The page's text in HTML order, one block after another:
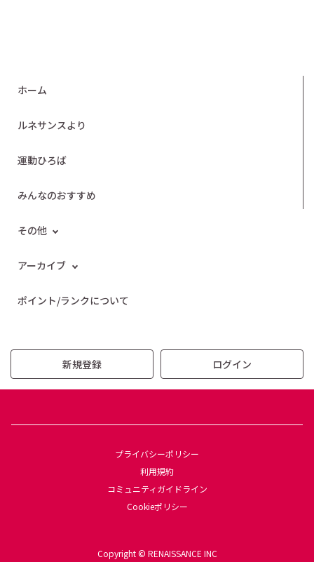
ホーム
ルネサンスより
運動ひろば
みんなのおすすめ
その他
アーカイブ
ポイント/ランクについて
新規登録 ログイン
プライバシーポリシー
利用規約
コミュニティガイドライン
Cookieポリシー
Copyright © RENAISSANCE INC